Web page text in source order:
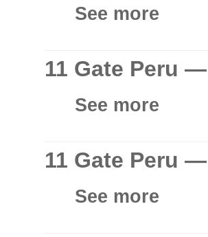
See more
11 Gate Peru
See more
11 Gate Peru
See more